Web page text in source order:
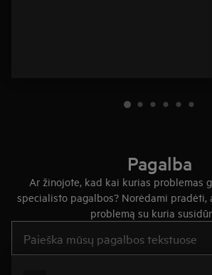
Pagalba
Ar žinojote, kad kai kurias problemas
specialisto pagalbos? Norėdami pradėti,
problemą su kuria